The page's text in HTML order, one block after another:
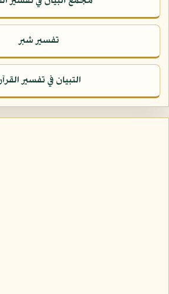
تفسير شبر
التبيان في تفسير